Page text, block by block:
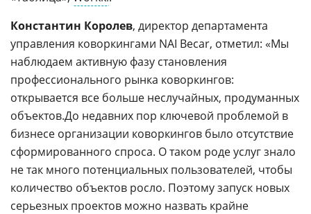
Константин Королев, директор департамента
управления коворкингами NAI Becar, отметил: «Мы
наблюдаем активную фазу становления
профессионального рынка коворкингов:
открывается все больше неслучайных, продуманных
объектов.До недавних пор ключевой проблемой в
бизнесе организации коворкингов было отсутствие
сформированного спроса. О таком роде услуг знало
не так много потенциальных пользователей, чтобы
количество объектов росло. Поэтому запуск новых
серьезных проектов можно назвать крайне